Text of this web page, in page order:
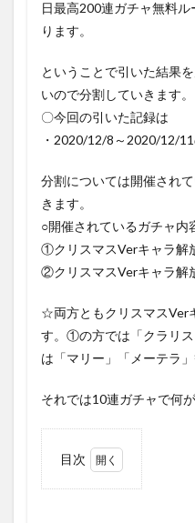
日最高200連ガチャ無料
ります。
ということで引いた結果
いので分割していきます。
〇今回の引いた記録は
・2020/12/8～2020/12/
分割については開催され
きます。
○開催されているガチャ内
①クリスマスVerキャラ解
②クリスマスVerキャラ解
☆両方ともクリスマスVer
す。①の方では「クラリ
は「マリー」「メーテラ
それでは10連ガチャで何
目次